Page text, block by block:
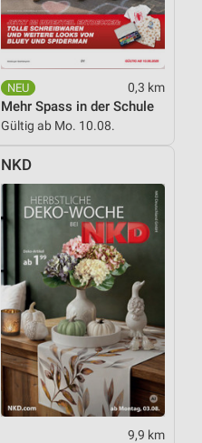
0,3 km
Mehr Spass in der Schule
Gültig ab Mo. 10.08.
NKD
9,9 km